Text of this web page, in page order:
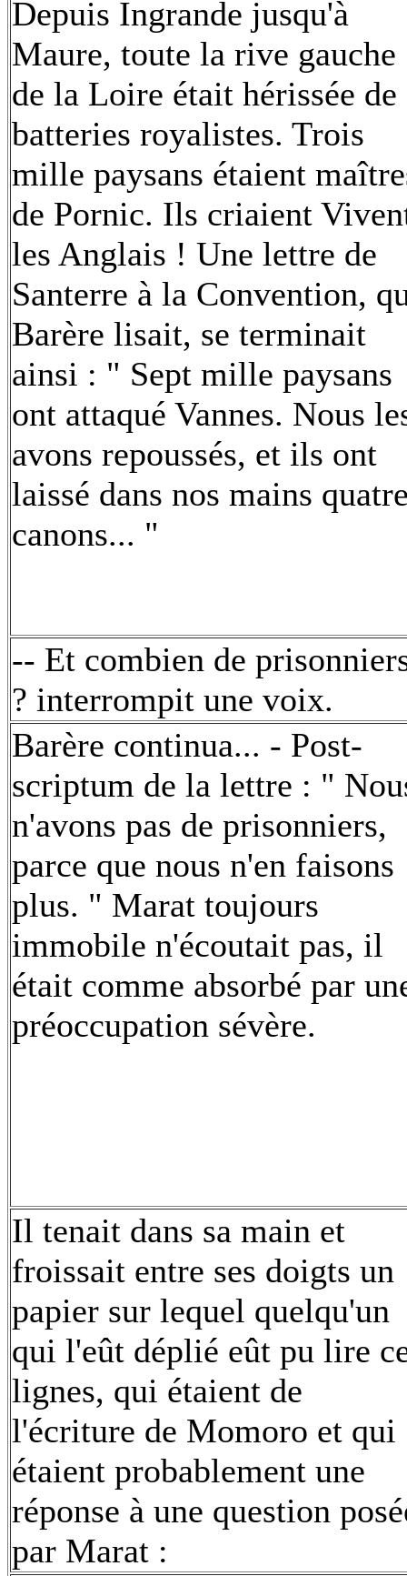
Depuis Ingrande jusqu'à
Maure, toute la rive gauche
de la Loire était hérissée de
batteries royalistes. Trois
mille paysans étaient
de Pornic. Ils criaient
les Anglais ! Une lettre de
Santerre à la Convention,
Barère lisait, se terminait
ainsi : " Sept mille paysans
ont attaqué Vannes. Nous
avons repoussés, et ils ont
laissé dans nos mains
canons... "
-- Et combien de
? interrompit une voix.
Barère continua... - Post-
scriptum de la lettre : "
n'avons pas de prisonniers,
parce que nous n'en faisons
plus. " Marat toujours
immobile n'écoutait pas, il
était comme absorbé par
préoccupation sévère.
Il tenait dans sa main et
froissait entre ses doigts un
papier sur lequel quelqu'un
qui l'eût déplié eût pu lire
lignes, qui étaient de
l'écriture de Momoro et qui
étaient probablement une
réponse à une question
par Marat :